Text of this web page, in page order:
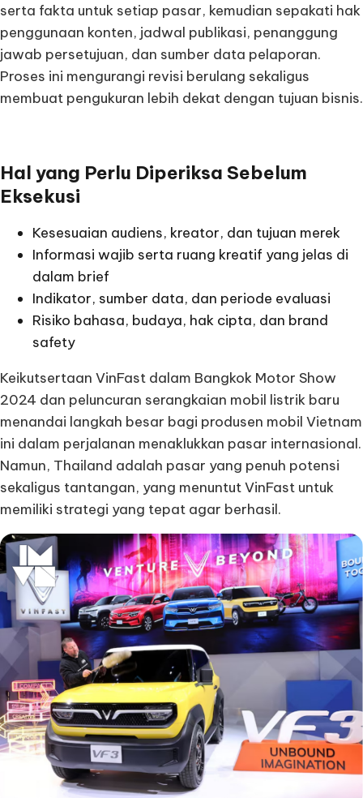
serta fakta untuk setiap pasar, kemudian sepakati hak
penggunaan konten, jadwal publikasi, penanggung
jawab persetujuan, dan sumber data pelaporan.
Proses ini mengurangi revisi berulang sekaligus
membuat pengukuran lebih dekat dengan tujuan bisnis.
Hal yang Perlu Diperiksa Sebelum
Eksekusi
Kesesuaian audiens, kreator, dan tujuan merek
Informasi wajib serta ruang kreatif yang jelas di
dalam brief
Indikator, sumber data, dan periode evaluasi
Risiko bahasa, budaya, hak cipta, dan brand
safety
Keikutsertaan VinFast dalam Bangkok Motor Show
2024 dan peluncuran serangkaian mobil listrik baru
menandai langkah besar bagi produsen mobil Vietnam
ini dalam perjalanan menaklukkan pasar internasional.
Namun, Thailand adalah pasar yang penuh potensi
sekaligus tantangan, yang menuntut VinFast untuk
memiliki strategi yang tepat agar berhasil.